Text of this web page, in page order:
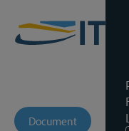
Document